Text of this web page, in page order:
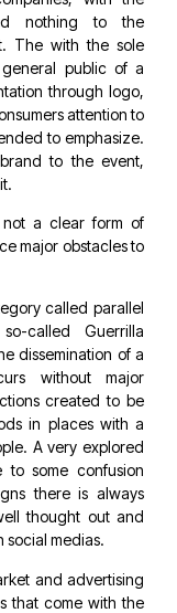
nothing to the
The with the sole
public of a
through logo,
attention to
to emphasize.
to the event,
not a clear form of
major obstacles to
called parallel
called Guerrilla
dissemination of a
without major
created to be
in places with a
A very explored
to some confusion
there is always
thought out and
social medias.
and advertising
that come with the